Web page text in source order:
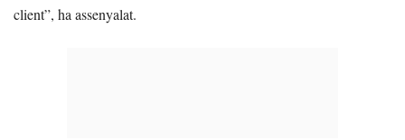
client”, ha assenyalat.